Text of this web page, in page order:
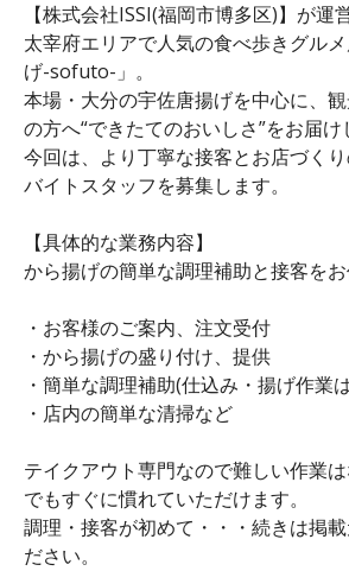
【株式会社ISSI(福岡市博多区)】が運
太宰府エリアで人気の食べ歩きグル
げ-sofuto-」。
本場・大分の宇佐唐揚げを中心に、
の方へ“できたてのおいしさ”をお届け
今回は、より丁寧な接客とお店づく
バイトスタッフを募集します。
【具体的な業務内容】
から揚げの簡単な調理補助と接客をお
・お客様のご案内、注文受付
・から揚げの盛り付け、提供
・簡単な調理補助(仕込み・揚げ作業
・店内の簡単な清掃など
テイクアウト専門なので難しい作業
でもすぐに慣れていただけます。
調理・接客が初めて・・・続きは掲
ださい。